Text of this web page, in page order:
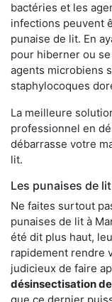
bactéries et les
infections peuvent
punaise de lit. En
pour hiberner ou
agents microbiens
staphylocoques
La meilleure
professionnel en
débarrasse votre
lit.
Les punaises de
Ne faites surtout
punaises de lit à
été dit plus haut,
rapidement rendre
judicieux de faire
désinsectisation